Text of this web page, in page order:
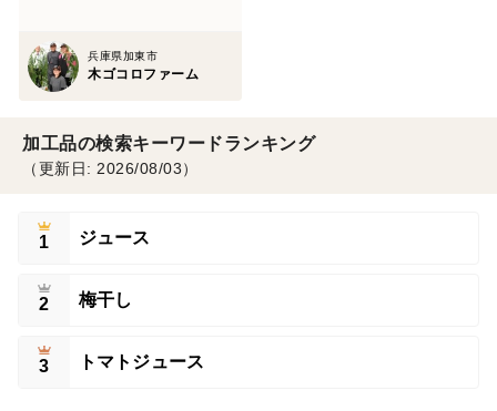
兵庫県加東市
木ゴコロファーム
加工品の検索キーワードランキング
（更新日: 2026/08/03）
1 ジュース
2 梅干し
3 トマトジュース